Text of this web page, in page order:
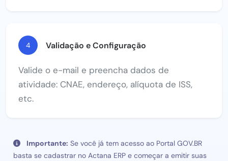
4 Validação e Configuração
Valide o e-mail e preencha dados de
atividade: CNAE, endereço, alíquota de ISS,
etc.
Importante: Se você já tem acesso ao Portal GOV.BR
basta se cadastrar no Actana ERP e começar a emitir suas